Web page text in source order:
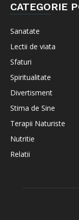
CATEGORIE
Sanatate
Lectii de viata
Sfaturi
Spiritualitate
Divertisment
Stima de Sine
Terapii Naturiste
Nutritie
Relatii